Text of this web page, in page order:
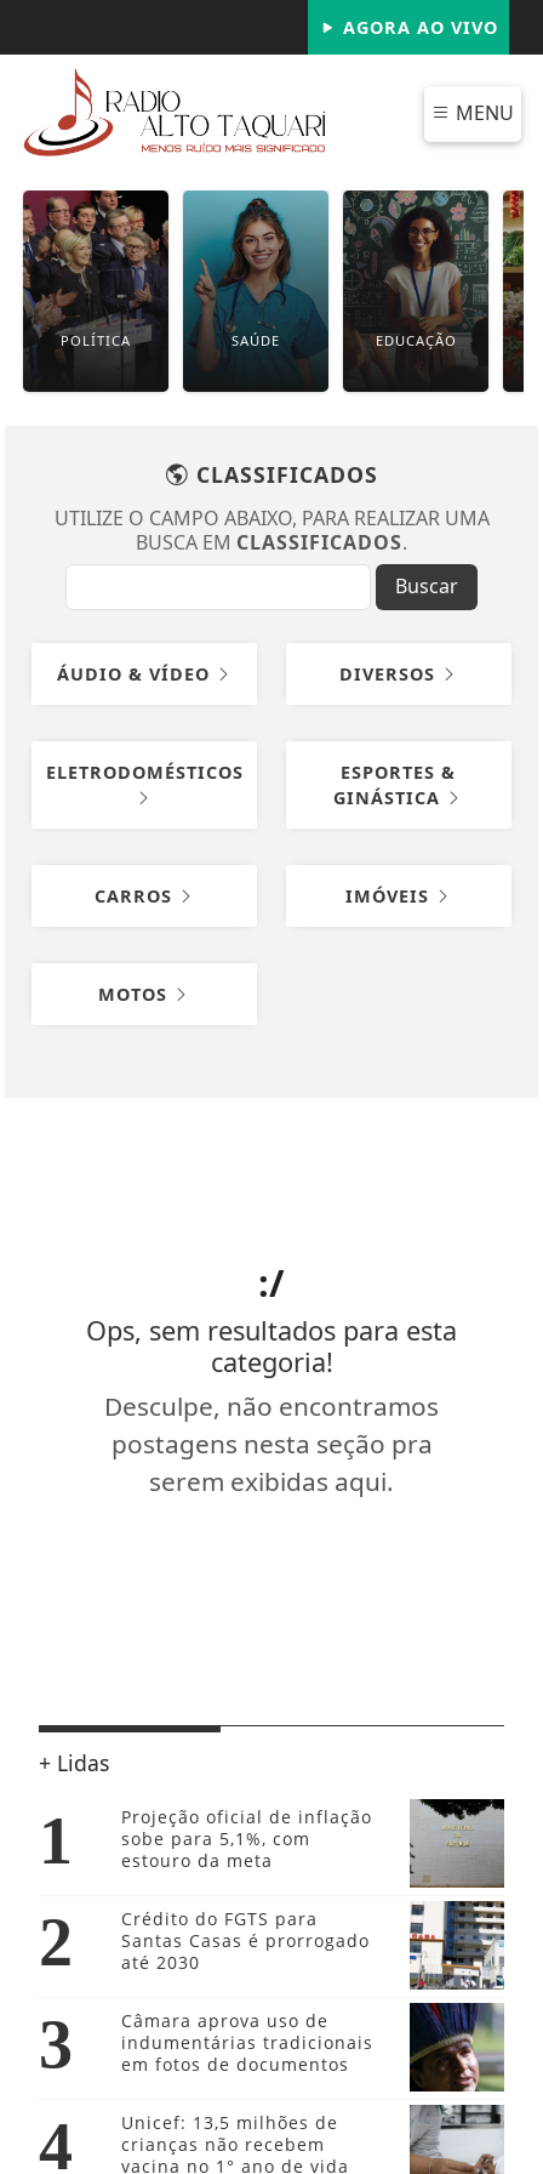
AGORA AO VIVO
MENU
POLÍTICA SAÚDE EDUCAÇÃO
CLASSIFICADOS
UTILIZE O CAMPO ABAIXO, PARA REALIZAR UMA
BUSCA EM CLASSIFICADOS.
Buscar
ÁUDIO & VÍDEO DIVERSOS
ELETRODOMÉSTICOS
ESPORTES &
GINÁSTICA
CARROS IMÓVEIS
MOTOS
:/
Ops, sem resultados para esta
categoria!
Desculpe, não encontramos
postagens nesta seção pra
serem exibidas aqui.
+ Lidas
1
Projeção oficial de inflação
sobe para 5,1%, com
estouro da meta
2
Crédito do FGTS para
Santas Casas é prorrogado
até 2030
3
Câmara aprova uso de
indumentárias tradicionais
em fotos de documentos
4
Unicef: 13,5 milhões de
crianças não recebem
vacina no 1° ano de vida